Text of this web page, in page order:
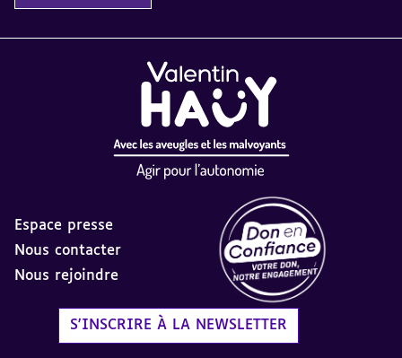
Espace presse
Nous contacter
Nous rejoindre
S'INSCRIRE À LA NEWSLETTER